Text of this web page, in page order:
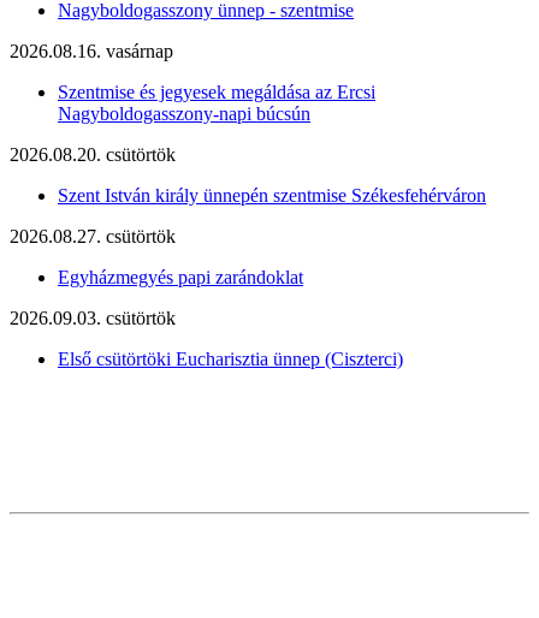
Nagyboldogasszony ünnep - szentmise
2026.08.16. vasárnap
Szentmise és jegyesek megáldása az Ercsi
Nagyboldogasszony-napi búcsún
2026.08.20. csütörtök
Szent István király ünnepén szentmise Székesfehérváron
2026.08.27. csütörtök
Egyházmegyés papi zarándoklat
2026.09.03. csütörtök
Első csütörtöki Eucharisztia ünnep (Ciszterci)